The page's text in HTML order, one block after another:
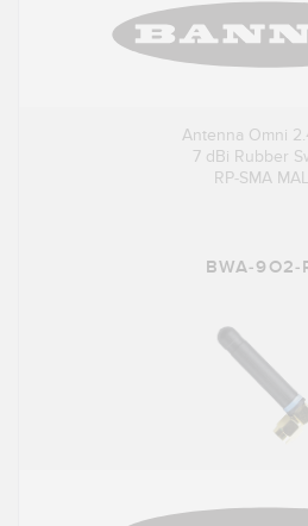
Antenna Omni
7 dBi Rubber
RP-SMA
BWA-9O2-